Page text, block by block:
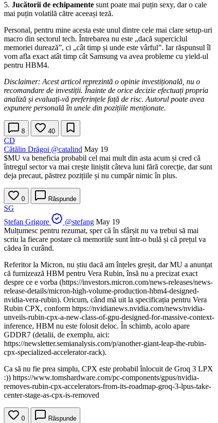
5. Jucătorii de echipamente sunt poate mai puțin sexy, dar o cale
mai puțin volatilă către aceeași teză.
Personal, pentru mine acesta este unul dintre cele mai clare setup-uri
macro din sectorul tech. Întrebarea nu este „dacă superciclul
memoriei durează”, ci „cât timp și unde este vârful”. Iar răspunsul îl
vom afla exact atât timp cât Samsung va avea probleme cu yield-ul
pentru HBM4.
Disclaimer: Acest articol reprezintă o opinie investițională, nu o
recomandare de investiții. Înainte de orice decizie efectuați propria
analiză și evaluați-vă preferințele față de risc. Autorul poate avea
expunere personală în unele din pozițiile menționate.
8 40
CD
Cătălin Drăgoi @catalind May 19
$MU va beneficia probabil cel mai mult din asta acum și cred că
întregul sector va mai crește liniștit câteva luni fără corecție, dar sunt
deja precaut, păstrez pozițiile și nu cumpăr nimic în plus.
0 Răspunde
SG
Ștefan Grigore
@stefang May 19
Mulțumesc pentru rezumat, sper că în sfârșit nu va trebui să mai
scriu la fiecare postare că memoriile sunt într-o bulă și că prețul va
cădea în curând.
Referitor la Micron, nu știu dacă am înțeles greșit, dar MU a anunțat
că furnizează HBM pentru Vera Rubin, însă nu a precizat exact
despre ce e vorba (https://investors.micron.com/news-releases/news-
release-details/micron-high-volume-production-hbm4-designed-
nvidia-vera-rubin). Oricum, când mă uit la specificația pentru Vera
Rubin CPX, conform https://nvidianews.nvidia.com/news/nvidia-
unveils-rubin-cpx-a-new-class-of-gpu-designed-for-massive-context-
inference, HBM nu este folosit deloc. În schimb, acolo apare
GDDR7 (detalii, de exemplu, aici:
https://newsletter.semianalysis.com/p/another-giant-leap-the-rubin-
cpx-specialized-accelerator-rack).
Ca să nu fie prea simplu, CPX este probabil înlocuit de Groq 3 LPX
:)) https://www.tomshardware.com/pc-components/gpus/nvidia-
removes-rubin-cpx-accelerators-from-its-roadmap-groq-3-lpus-take-
center-stage-as-cpx-is-removed
0 Răspunde